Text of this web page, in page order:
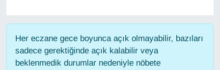
Her eczane gece boyunca açık olmayabilir, bazıları
sadece gerektiğinde açık kalabilir veya
beklenmedik durumlar nedeniyle nöbete
Haber